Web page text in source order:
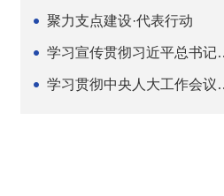
聚力支点建设·代表行动
学习宣传
学习贯彻